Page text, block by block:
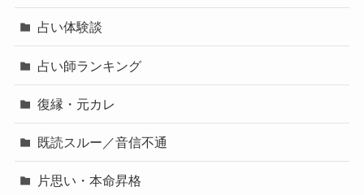
占い体験談
占い師ランキング
復縁・元カレ
既読スルー／音信不通
片思い・本命昇格